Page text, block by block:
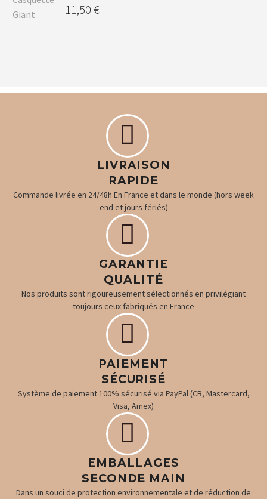
11,50 €


LIVRAISON
RAPIDE
Commande livrée en 24/48h En France et dans le monde (hors week
end et jours fériés)


GARANTIE
QUALITÉ
Nos produits sont rigoureusement sélectionnés en privilégiant
toujours ceux fabriqués en France


PAIEMENT
SÉCURISÉ
Système de paiement 100% sécurisé via PayPal (CB, Mastercard,
Visa, Amex)


EMBALLAGES
SECONDE MAIN
Dans un souci de protection environnementale et de réduction de